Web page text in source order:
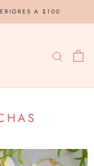
A $100